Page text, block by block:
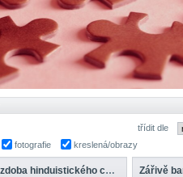
třídit dle
fotografie kreslená/obrazy
Výzdoba hinduistického chrámu, Indie Zářivě